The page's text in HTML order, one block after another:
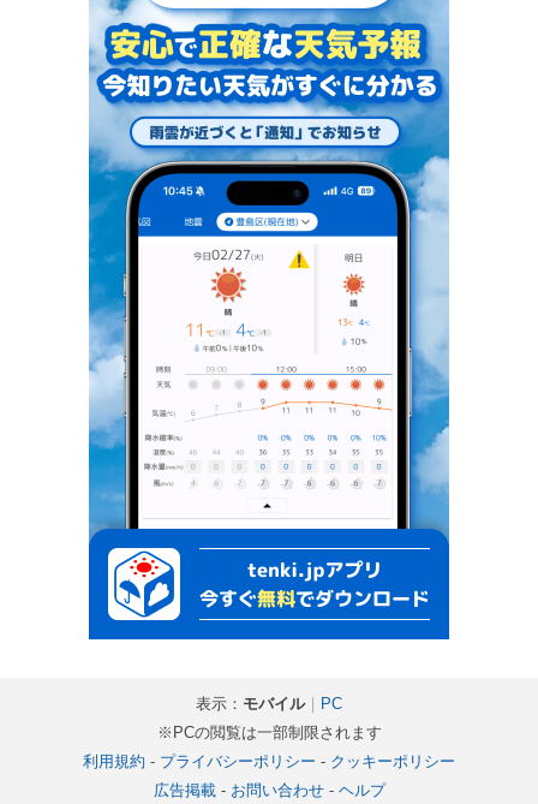
表示： モバイル｜ PC
※PCの閲覧は一部制限されます
利用規約 - プライバシーポリシー - クッキーポリシー
広告掲載- お問い合わせ- ヘルプ